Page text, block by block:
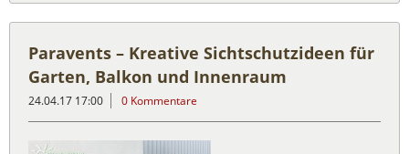
Paravents – Kreative Sichtschutzideen für
Garten, Balkon und Innenraum
24.04.17 17:00 0 Kommentare